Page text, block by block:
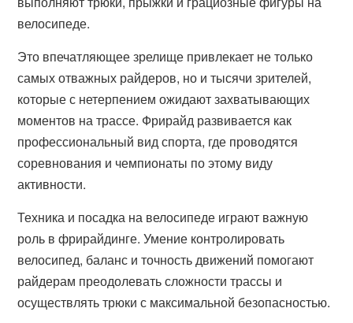
велосипеде.
Это впечатляющее зрелище привлекает не только
самых отважных райдеров, но и тысячи зрителей,
которые с нетерпением ожидают захватывающих
моментов на трассе. Фрирайд развивается как
профессиональный вид спорта, где проводятся
соревнования и чемпионаты по этому виду
активности.
Техника и посадка на велосипеде играют важную
роль в фрирайдинге. Умение контролировать
велосипед, баланс и точность движений помогают
райдерам преодолевать сложности трассы и
осуществлять трюки с максимальной безопасностью.